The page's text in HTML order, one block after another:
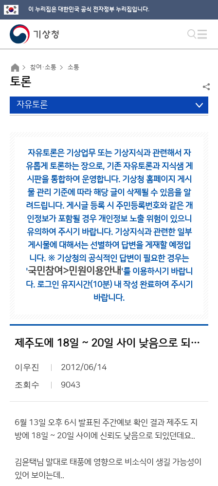
이 누리집은 대한민국 공식 전자정부 누리집입니다.
참여·소통 소통
토론
자유토론
자유토론은 기상업무 또는 기상지식과 관련해서 자
유롭게 토론하는 장으로, 기존 자유토론과 지식샘 게
시판을 통합하여 운영합니다. 기상청 홈페이지 게시
물 관리 기준에 따라 해당 글이 삭제될 수 있음을 알
려드립니다. 게시글 등록 시 주민등록번호와 같은 개
인정보가 포함될 경우 개인정보 노출 위험이 있으니
유의하여 주시기 바랍니다. 기상지식과 관련한 일부
게시물에 대해서는 선별하여 답변을 게재할 예정입
니다. ※ 기상청의 공식적인 답변이 필요한 경우는
'국민참여>민원이용안내 '를 이용하시기 바랍니
다. 로그인 유지시간(10분) 내 작성 완료하여 주시기
바랍니다.
제주도에 18일 ~ 20일 사이 낮음으로 되있던데.. 태풍으로 비소식????
이우진 2012/06/14
조회수 9043
6월 13일 오후 6시 발표된 주간예보 확인 결과 제주도 지
방에 18일 ~ 20일 사이에 신뢰도 낮음으로 되있던데요..
김윤택님 말대로 태풍에 영향으로 비소식이 생길 가능성이
있어 보이는데..